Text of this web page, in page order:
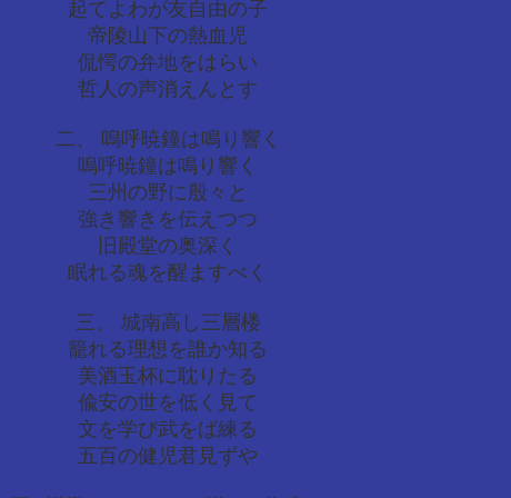
起てよわが友自由の子
帝陵山下の熱血児
侃愕の弁地をはらい
哲人の声消えんとす
二、 嗚呼暁鐘は鳴り響く
嗚呼暁鐘は鳴り響く
三州の野に殷々と
強き響きを伝えつつ
旧殿堂の奥深く
眠れる魂を醒ますべく
三、 城南高し三層楼
籠れる理想を誰か知る
美酒玉杯に耽りたる
偸安の世を低く見て
文を学び武をば練る
五百の健児君見ずや